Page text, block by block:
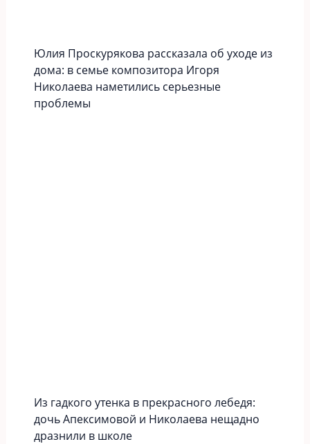
Юлия Проскурякова рассказала об уходе из
дома: в семье композитора Игоря
Николаева наметились серьезные
проблемы
Из гадкого утенка в прекрасного лебедя:
дочь Апексимовой и Николаева нещадно
дразнили в школе